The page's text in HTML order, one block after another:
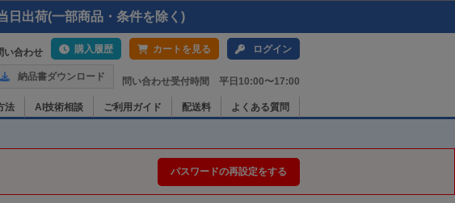
日出荷(一部商品・条件を除く)
い合わせ 購入履歴 カートを見る ログイン
納品書ダウンロード 問い合わせ受付時間 平日10:00〜17:00
法 AI技術相談 ご利用ガイド 配送料 よくある質問
パスワードの再設定をする